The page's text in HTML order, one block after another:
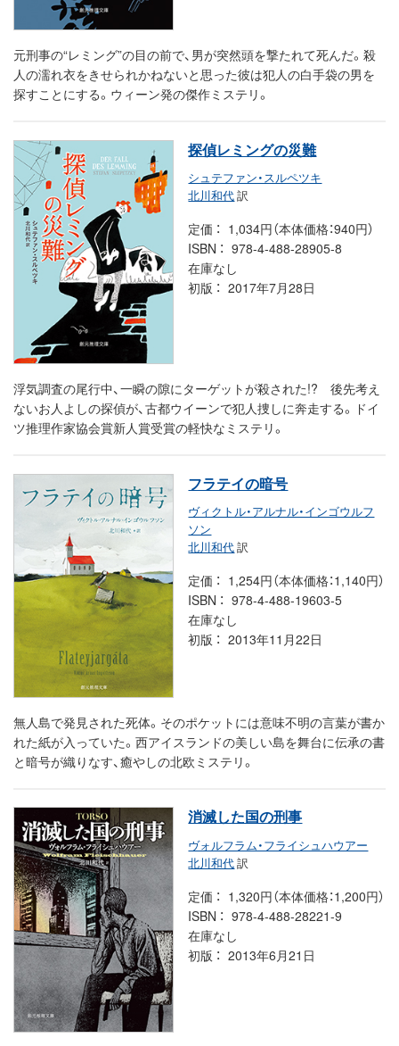
元刑事の“レミング”の目の前で、男が突然頭を撃たれて死んだ。殺
人の濡れ衣をきせられかねないと思った彼は犯人の白手袋の男を
探すことにする。ウィーン発の傑作ミステリ。
探偵レミングの災難
シュテファン・スルペツキ
北川和代訳
定価
1,034円（本体価格：940円）
ISBN
978-4-488-28905-8
在庫なし
初版
2017年7月28日
浮気調査の尾行中、一瞬の隙にターゲットが殺された!? 後先考え
ないお人よしの探偵が、古都ウイーンで犯人捜しに奔走する。ドイ
ツ推理作家協会賞新人賞受賞の軽快なミステリ。
フラテイの暗号
ヴィクトル・アルナル・インゴウルフ
ソン
北川和代訳
定価
1,254円（本体価格：1,140円）
ISBN
978-4-488-19603-5
在庫なし
初版
2013年11月22日
無人島で発見された死体。そのポケットには意味不明の言葉が書か
れた紙が入っていた。西アイスランドの美しい島を舞台に伝承の書
と暗号が織りなす、癒やしの北欧ミステリ。
消滅した国の刑事
ヴォルフラム・フライシュハウアー
北川和代訳
定価
1,320円（本体価格：1,200円）
ISBN
978-4-488-28221-9
在庫なし
初版
2013年6月21日